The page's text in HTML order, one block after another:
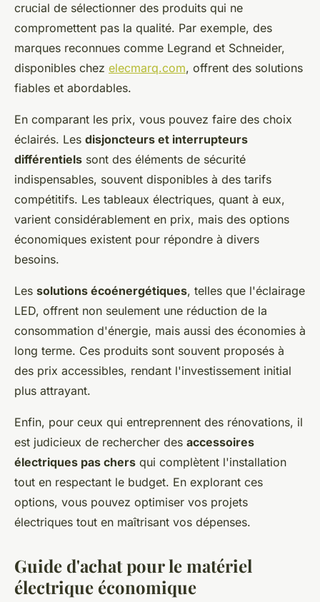
crucial de sélectionner des produits qui ne
compromettent pas la qualité. Par exemple, des
marques reconnues comme Legrand et Schneider,
disponibles chez elecmarq.com, offrent des solutions
fiables et abordables.
En comparant les prix, vous pouvez faire des choix
éclairés. Les disjoncteurs et interrupteurs
différentiels sont des éléments de sécurité
indispensables, souvent disponibles à des tarifs
compétitifs. Les tableaux électriques, quant à eux,
varient considérablement en prix, mais des options
économiques existent pour répondre à divers
besoins.
Les solutions écoénergétiques, telles que l'éclairage
LED, offrent non seulement une réduction de la
consommation d'énergie, mais aussi des économies à
long terme. Ces produits sont souvent proposés à
des prix accessibles, rendant l'investissement initial
plus attrayant.
Enfin, pour ceux qui entreprennent des rénovations, il
est judicieux de rechercher des accessoires
électriques pas chers qui complètent l'installation
tout en respectant le budget. En explorant ces
options, vous pouvez optimiser vos projets
électriques tout en maîtrisant vos dépenses.
Guide d'achat pour le matériel
électrique économique